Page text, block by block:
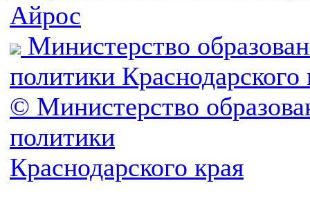
Айрос
Министерство
политики Краснодарского
© Министерство
политики
Краснодарского края